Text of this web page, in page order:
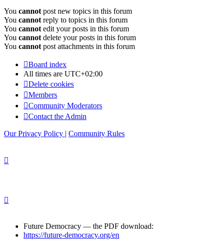
You cannot post new topics in this forum
You cannot reply to topics in this forum
You cannot edit your posts in this forum
You cannot delete your posts in this forum
You cannot post attachments in this forum
Board index
All times are UTC+02:00
Delete cookies
Members
Community Moderators
Contact the Admin
Our Privacy Policy | Community Rules
Future Democracy — the PDF download:
https://future-democracy.org/en